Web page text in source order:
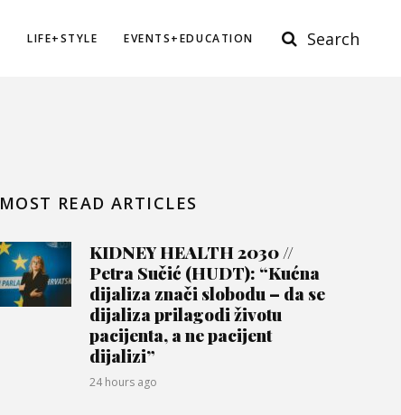
LIFE+STYLE EVENTS+EDUCATION Search
MOST READ ARTICLES
KIDNEY HEALTH 2030 //
Petra Sučić (HUDT): “Kućna
dijaliza znači slobodu – da se
dijaliza prilagodi životu
pacijenta, a ne pacijent
dijalizi”
24 hours ago